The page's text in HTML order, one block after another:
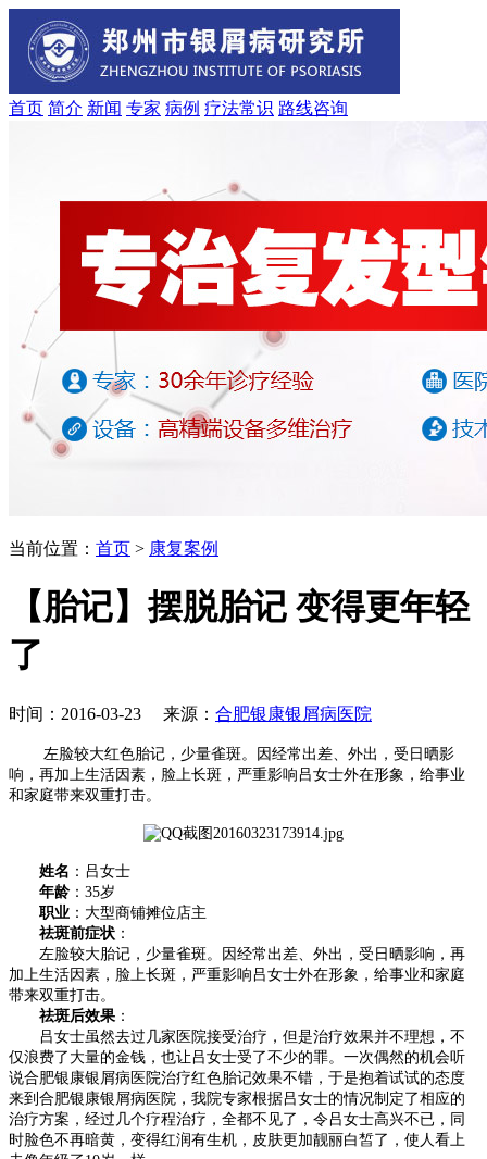
首页 简介 新闻 专家 病例 疗法常识 路线咨询
当前位置： 首页 > 康复案例
【胎记】摆脱胎记 变得更年轻
了
时间：2016-03-23 来源： 合肥银康银屑病医院
左脸较大红色胎记，少量雀斑。因经常出差、外出，受日晒影
响，再加上生活因素，脸上长斑，严重影响吕女士外在形象，给事业
和家庭带来双重打击。
姓名 ：吕女士
年龄：35岁
职业 ：大型商铺摊位店主
祛斑前症状 ：
左脸较大胎记，少量雀斑。因经常出差、外出，受日晒影响，再
加上生活因素，脸上长斑，严重影响吕女士外在形象，给事业和家庭
带来双重打击。
祛斑后效果 ：
吕女士虽然去过几家医院接受治疗，但是治疗效果并不理想，不
仅浪费了大量的金钱，也让吕女士受了不少的罪。一次偶然的机会听
说合肥银康银屑病医院治疗红色胎记效果不错，于是抱着试试的态度
来到合肥银康银屑病医院，我院专家根据吕女士的情况制定了相应的
治疗方案，经过几个疗程治疗，全都不见了，令吕女士高兴不已，同
时脸色不再暗黄，变得红润有生机，皮肤更加靓丽白皙了，使人看上